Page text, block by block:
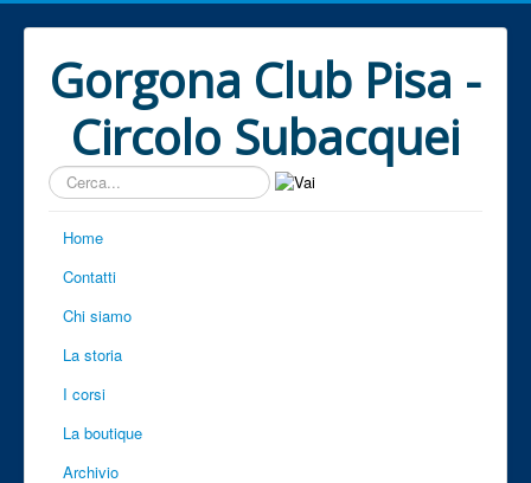
Gorgona Club Pisa -
Circolo Subacquei
Cerca...
Home
Contatti
Chi siamo
La storia
I corsi
La boutique
Archivio